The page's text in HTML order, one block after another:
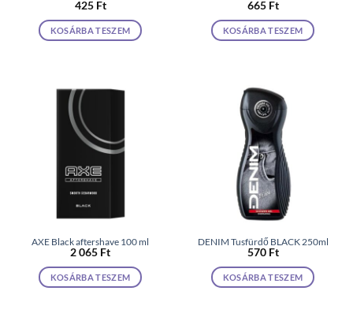
425 Ft
KOSÁRBA TESZEM
665 Ft
KOSÁRBA TESZEM
AXE Black aftershave 100 ml
2 065 Ft
KOSÁRBA TESZEM
DENIM Tusfürdő BLACK 250ml
570 Ft
KOSÁRBA TESZEM